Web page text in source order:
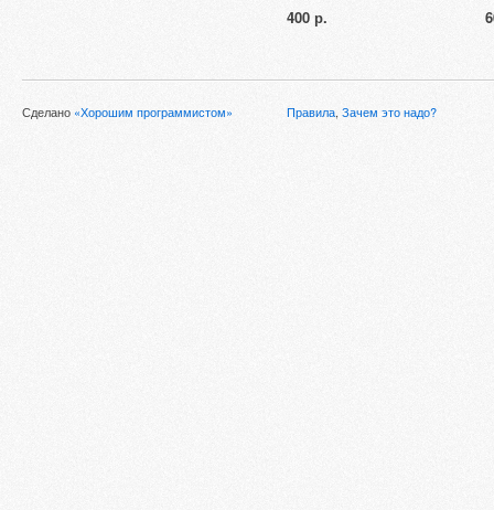
400 р.
Сделано «Хорошим программистом» Правила, Зачем это надо?